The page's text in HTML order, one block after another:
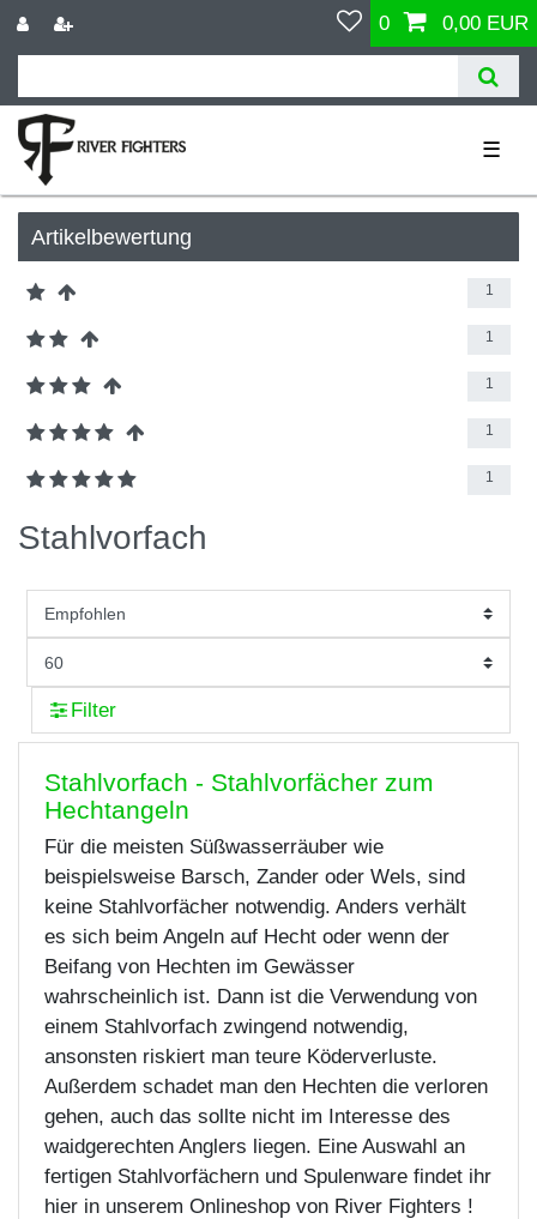
0 0,00 EUR
☰
Artikelbewertung
1
1
1
1
1
Stahlvorfach
Filter
Stahlvorfach - Stahlvorfächer zum
Hechtangeln
Für die meisten Süßwasserräuber wie
beispielsweise Barsch, Zander oder Wels, sind
keine Stahlvorfächer notwendig. Anders verhält
es sich beim Angeln auf Hecht oder wenn der
Beifang von Hechten im Gewässer
wahrscheinlich ist. Dann ist die Verwendung von
einem Stahlvorfach zwingend notwendig,
ansonsten riskiert man teure Köderverluste.
Außerdem schadet man den Hechten die verloren
gehen, auch das sollte nicht im Interesse des
waidgerechten Anglers liegen. Eine Auswahl an
fertigen Stahlvorfächern und Spulenware findet ihr
hier in unserem Onlineshop von River Fighters !